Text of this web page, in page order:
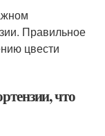
Правильное
цвести
что